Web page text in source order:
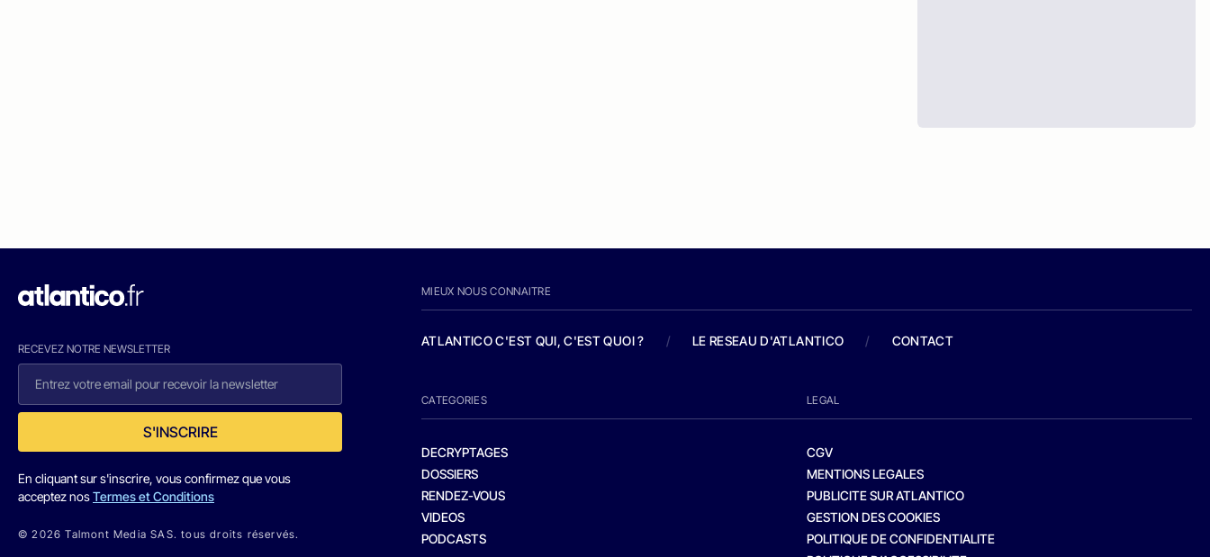
RECEVEZ NOTRE NEWSLETTER
S'INSCRIRE
En cliquant sur s'inscrire, vous confirmez que vous
acceptez nosTermes et Conditions
© 2026 Talmont Media SAS. tous droits réservés.
MIEUX NOUS CONNAITRE
ATLANTICO C'EST QUI, C'EST QUOI ? / LE RESEAU D'ATLANTICO / CONTACT
CATEGORIES
DECRYPTAGES
DOSSIERS
RENDEZ-VOUS
VIDEOS
PODCASTS
LEGAL
CGV
MENTIONS LEGALES
PUBLICITE SUR ATLANTICO
GESTION DES COOKIES
POLITIQUE DE CONFIDENTIALITE